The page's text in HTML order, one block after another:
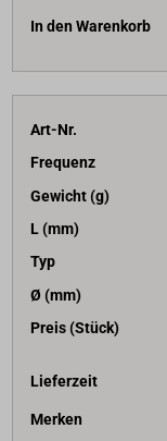
In den Warenkorb
Art-Nr.
Frequenz
Gewicht (g)
L (mm)
Typ
Ø (mm)
Preis (Stück)
Lieferzeit
Merken